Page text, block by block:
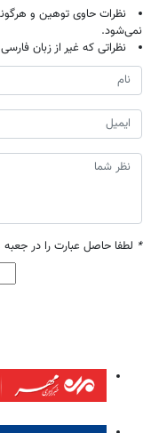
نظرات حاوی توهین و
نمی‌شود.
نظراتی که غیر از زبان
* لطفا حاصل عبارت را در جعبه